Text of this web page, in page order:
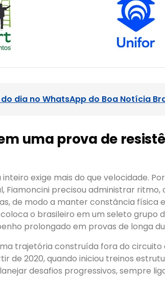
dia no WhatsApp do Boa Notícia
uma prova de
exige mais do que velocidade. Por
Fiamoncini precisou administrar ritmo,
de modo a manter constância física
o brasileiro em um seleto grupo
prolongado em provas de longa
trajetória construída fora do
de 2020, quando iniciou treinos
desafios progressivos, sempre